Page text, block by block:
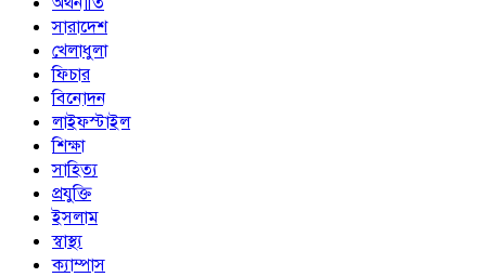
সারাদেশ
খেলাধুলা
ফিচার
বিনোদন
লাইফস্টাইল
শিক্ষা
সাহিত্য
প্রযুক্তি
ইসলাম
স্বাস্থ্য
ক্যাম্পাস